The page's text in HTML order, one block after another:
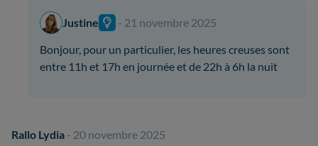
Justine
- 21 novembre 2025
Bonjour, pour un particulier, les heures creuses sont
entre 11h et 17h en journée et de 22h à 6h la nuit
Rallo Lydia - 20 novembre 2025